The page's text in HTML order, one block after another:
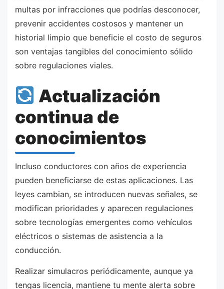
multas por infracciones que podrías desconocer,
prevenir accidentes costosos y mantener un
historial limpio que beneficie el costo de seguros
son ventajas tangibles del conocimiento sólido
sobre regulaciones viales.
Actualización
continua de
conocimientos
Incluso conductores con años de experiencia
pueden beneficiarse de estas aplicaciones. Las
leyes cambian, se introducen nuevas señales, se
modifican prioridades y aparecen regulaciones
sobre tecnologías emergentes como vehículos
eléctricos o sistemas de asistencia a la
conducción.
Realizar simulacros periódicamente, aunque ya
tengas licencia, mantiene tu mente alerta sobre